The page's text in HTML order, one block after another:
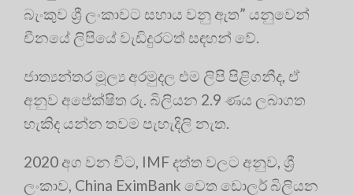
බැංකුව ශ්‍රී ලංකාවට සහාය වනු ඇත” යනුවෙන්
චීනයේ ලිපියේ වැඩිදුරටත් සඳහන් වේ.
ජාත්‍යන්තර මූල්‍ය අරමුදල එම ලිපි පිළිගනීද, ඒ
අනුව අපේක්ෂිත රු. බිලියන 2.9 ණය ලබාගත
හැකිද යන්න තවම පැහැදිලි නැත.
2020 අග වන විට, IMF දත්ත වලට අනුව, ශ්‍රී
ලංකාව, China EximBank වෙත ඩොලර් බිලියන